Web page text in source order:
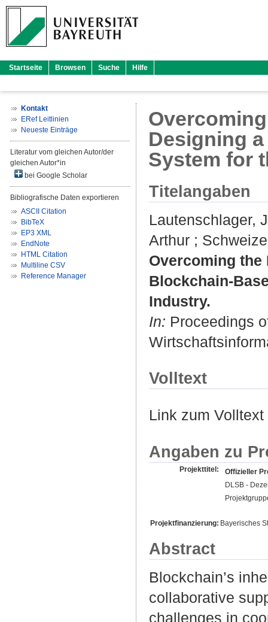
Startseite Browsen Suche Hilfe
Kontakt
ERef Leitlinien
Neueste Einträge
Literatur vom gleichen Autor/der
gleichen Autor*in
bei Google Scholar
Bibliografische Daten exportieren
ASCII Citation
BibTeX
EP3 XML
EndNote
HTML Citation
Multiline CSV
Reference Manager
Designing
System for
Titelangaben
Lautenschlager,
Arthur ;
Overcoming the
Blockchain-
Industry.
In: Proceedings
Volltext
Link zum
Angaben zu
Projekttitel:
Offizieller
DLSB -
Projektfinanzierung: Bayerisches
Abstract
Blockchain’s
collaborative
challenges in